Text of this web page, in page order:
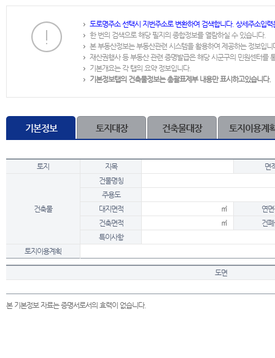
도로명주소 선택시 지번주소로 변환하여 검색합니다. 상세주소입
한 번의 검색으로 해당 필지의 종합정보를 열람하실 수 있습니다.
본 부동산정보는 부동산관련 시스템을 활용하여 제공하는 정보입니
재산권행사 등 부동산 관련 증명발급은 해당 시군구의 민원센터를
기본개요는 각 탭의 요약 정보입니다.
기본정보탭의 건축물정보는 총괄표제부 내용만 표시하고있습니다.
기본정보 토지대장 건축물대장 토지이용계
토지 지목 면
건축물
건물명칭
주용도
대지면적
㎡
연
건축면적
㎡
건
특이사항
토지이용계획
도면
본 기본정보 자료는 증명서로서의 효력이 없습니다.